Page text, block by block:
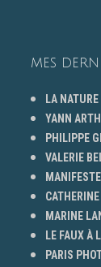
MES
LA
YANN
PHILIPPE
VALERIE
MARINE
LE FAUX À
PARIS